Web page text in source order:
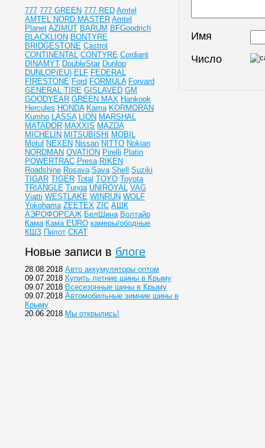
Имя
Число
777 777 GREEN 777 RED Amtel
AMTEL NORD MASTER Amtel
Planet AZIMUT BARUM BFGoodrich
BLACKLION BONTYRE
BRIDGESTONE Castrol
CONTINENTAL CONTYRE Cordiant
DINAMYT DoubleStar Dunlop
DUNLOP(EU) ELF FEDERAL
FIRESTONE Ford FORMULA Forvard
GENERAL TIRE GISLAVED GM
GOODYEAR GREEN MAX Hankook
Hercules HONDA Kama KORMORAN
Kumho LASSA LION MARSHAL
MATADOR MAXXIS MAZDA
MICHELIN MITSUBISHI
MOBIL
Motul NEXEN Nissan NITTO Nokian
NORDMAN OVATION Pirelli Platin
POWERTRAC Presa RIKEN
Roadshine Rosava Sava Shell
Suziki
TIGAR TIGER Total TOYO Toyota
TRIANGLE Tunga UNIROYAL VAG
Viatti WESTLAKE WINRUN WOLF
Yokohama ZEETEX ZIC АШК
АЭРОФОРСАЖ БелШина Волтайр
Кама Кама EURO камеры/ободные
КШЗ Пилот СКАТ
Новые записи в блоге
28.08.2018 Авто аккумуляторы оптом
09.07.2018 Купить летние шины в Крыму
09.07.2018 Всесезонные шины в Крыму
09.07.2018 Автомобильные зимние шины в
Крыму
20.06.2018 Мы открылись!